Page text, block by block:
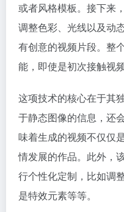
或者风格模板。接下来
调整色彩、光线以及动
有创意的视频片段。整
能，即使是初次接触视
这项技术的核心在于其
于静态图像的信息，还
味着生成的视频不仅仅
情发展的作品。此外，
行个性化定制，比如调
是特效元素等等。